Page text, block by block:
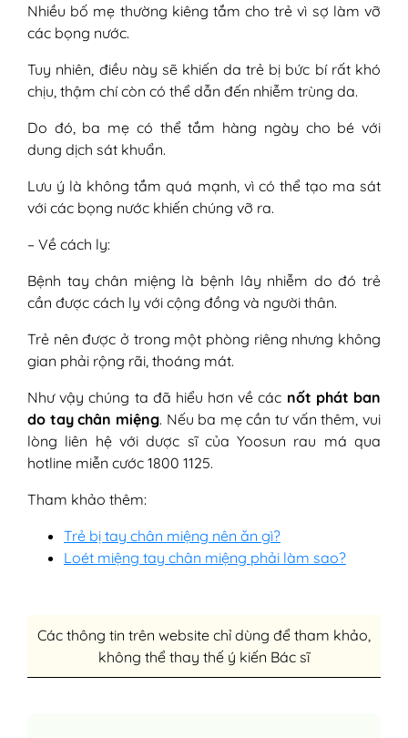
Nhiều bố mẹ thường kiêng tắm cho trẻ vì sợ làm vỡ
các bọng nước.
Tuy nhiên, điều này sẽ khiến da trẻ bị bức bí rất khó
chịu, thậm chí còn có thể dẫn đến nhiễm trùng da.
Do đó, ba mẹ có thể tắm hàng ngày cho bé với
dung dịch sát khuẩn.
Lưu ý là không tắm quá mạnh, vì có thể tạo ma sát
với các bọng nước khiến chúng vỡ ra.
– Về cách ly:
Bệnh tay chân miệng là bệnh lây nhiễm do đó trẻ
cần được cách ly với cộng đồng và người thân.
Trẻ nên được ở trong một phòng riêng nhưng không
gian phải rộng rãi, thoáng mát.
Như vậy chúng ta đã hiểu hơn về các nốt phát ban
do tay chân miệng. Nếu ba mẹ cần tư vấn thêm, vui
lòng liên hệ với dược sĩ của Yoosun rau má qua
hotline miễn cước 1800 1125.
Tham khảo thêm:
Trẻ bị tay chân miệng nên ăn gì?
Loét miệng tay chân miệng phải làm sao?
Các thông tin trên website chỉ dùng để tham khảo,
không thể thay thế ý kiến Bác sĩ